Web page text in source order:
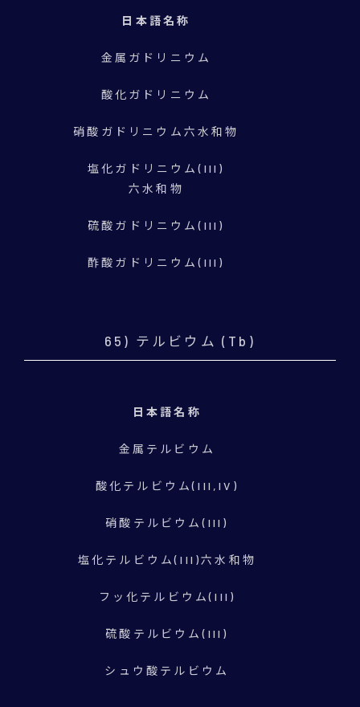
日本語名称
金属ガドリニウム
酸化ガドリニウム
硝酸ガドリニウム六水和物
塩化ガドリニウム(III)
六水和物
硫酸ガドリニウム(III)
酢酸ガドリニウム(III)
65) テルビウム (Tb)
日本語名称
金属テルビウム
酸化テルビウム(III,IV)
硝酸テルビウム(III)
塩化テルビウム(III)六水和物
フッ化テルビウム(III)
硫酸テルビウム(III)
シュウ酸テルビウム